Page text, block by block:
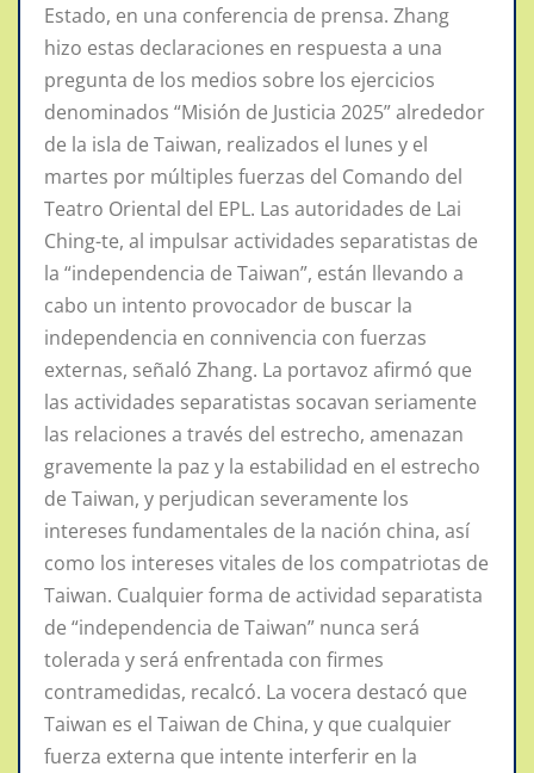
Estado, en una conferencia de prensa. Zhang
hizo estas declaraciones en respuesta a una
pregunta de los medios sobre los ejercicios
denominados “Misión de Justicia 2025” alrededor
de la isla de Taiwan, realizados el lunes y el
martes por múltiples fuerzas del Comando del
Teatro Oriental del EPL. Las autoridades de Lai
Ching-te, al impulsar actividades separatistas de
la “independencia de Taiwan”, están llevando a
cabo un intento provocador de buscar la
independencia en connivencia con fuerzas
externas, señaló Zhang. La portavoz afirmó que
las actividades separatistas socavan seriamente
las relaciones a través del estrecho, amenazan
gravemente la paz y la estabilidad en el estrecho
de Taiwan, y perjudican severamente los
intereses fundamentales de la nación china, así
como los intereses vitales de los compatriotas de
Taiwan. Cualquier forma de actividad separatista
de “independencia de Taiwan” nunca será
tolerada y será enfrentada con firmes
contramedidas, recalcó. La vocera destacó que
Taiwan es el Taiwan de China, y que cualquier
fuerza externa que intente interferir en la